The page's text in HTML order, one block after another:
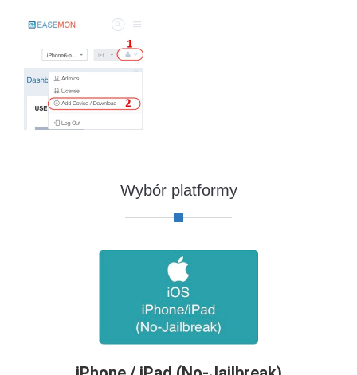
Wybór platformy